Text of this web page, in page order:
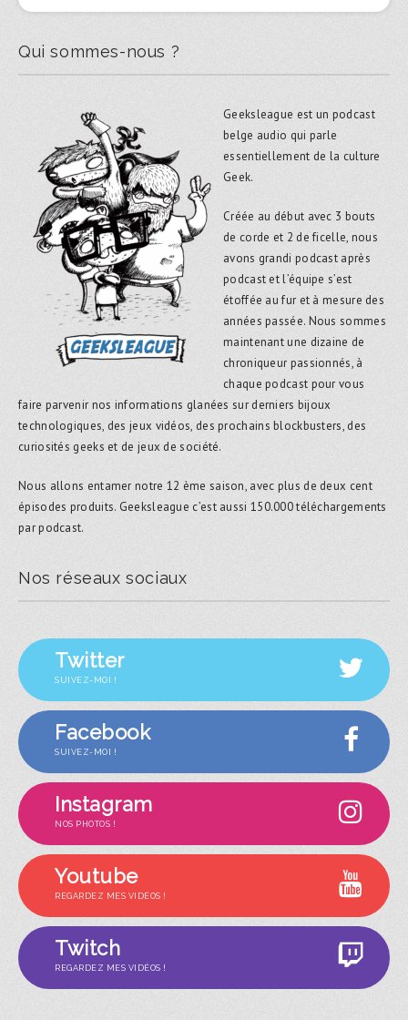
Qui sommes-nous ?
Geeksleague est un podcast
belge audio qui parle
essentiellement de la culture
Geek.
Créée au début avec 3 bouts
de corde et 2 de ficelle, nous
avons grandi podcast après
podcast et l’équipe s’est
étoffée au fur et à mesure des
années passée. Nous sommes
maintenant une dizaine de
chroniqueur passionnés, à
chaque podcast pour vous
faire parvenir nos informations glanées sur derniers bijoux
technologiques, des jeux vidéos, des prochains blockbusters, des
curiosités geeks et de jeux de société.
Nous allons entamer notre 12 ème saison, avec plus de deux cent
épisodes produits. Geeksleague c’est aussi 150.000 téléchargements
par podcast.
Nos réseaux sociaux
Twitter
SUIVEZ-MOI !
Facebook
SUIVEZ-MOI !
Instagram
NOS PHOTOS !
Youtube
REGARDEZ MES VIDÉOS !
Twitch
REGARDEZ MES VIDÉOS !